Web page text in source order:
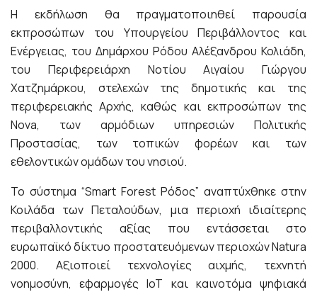
Η εκδήλωση θα πραγματοποιηθεί παρουσία
εκπροσώπων του Υπουργείου Περιβάλλοντος και
Ενέργειας, του Δημάρχου Ρόδου Αλέξανδρου Κολιάδη,
του Περιφερειάρχη Νοτίου Αιγαίου Γιώργου
Χατζημάρκου, στελεχών της δημοτικής και της
περιφερειακής Αρχής, καθώς και εκπροσώπων της
Nova, των αρμόδιων υπηρεσιών Πολιτικής
Προστασίας, των τοπικών φορέων και των
εθελοντικών ομάδων του νησιού.
Το σύστημα “Smart Forest Ρόδος” αναπτύχθηκε στην
Κοιλάδα των Πεταλούδων, μια περιοχή ιδιαίτερης
περιβαλλοντικής αξίας που εντάσσεται στο
ευρωπαϊκό δίκτυο προστατευόμενων περιοχών Natura
2000. Αξιοποιεί τεχνολογίες αιχμής, τεχνητή
νοημοσύνη, εφαρμογές IoT και καινοτόμα ψηφιακά